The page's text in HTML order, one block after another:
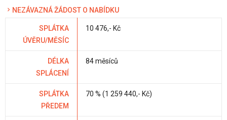
NEZÁVAZNÁ ŽÁDOST O NABÍDKU
SPLÁTKA
ÚVĚRU/MĚSÍC
10 476,- Kč
DÉLKA
SPLÁCENÍ
84 měsíců
SPLÁTKA
PŘEDEM
70 % (1 259 440,- Kč)